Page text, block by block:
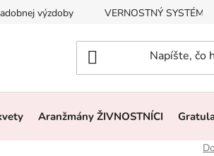
výzdoby VERNOSTNÝ SYSTÉM,
Aranžmány ŽIVNOSTNÍCI